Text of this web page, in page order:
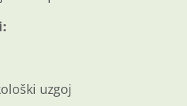
uzgoj